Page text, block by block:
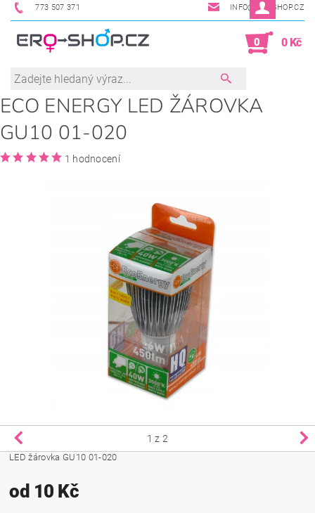
773 507 371 INFO@ERO-SHOP.CZ
0 0 Kč
ECO ENERGY LED ŽÁROVKA
GU10 01-020
1 hodnocení
1 z 2
LED žárovka GU10 01-020
od 10 Kč